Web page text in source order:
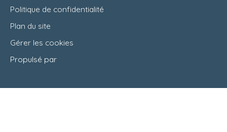
Politique de confidentialité
Plan du site
Gérer les cookies
Propulsé par